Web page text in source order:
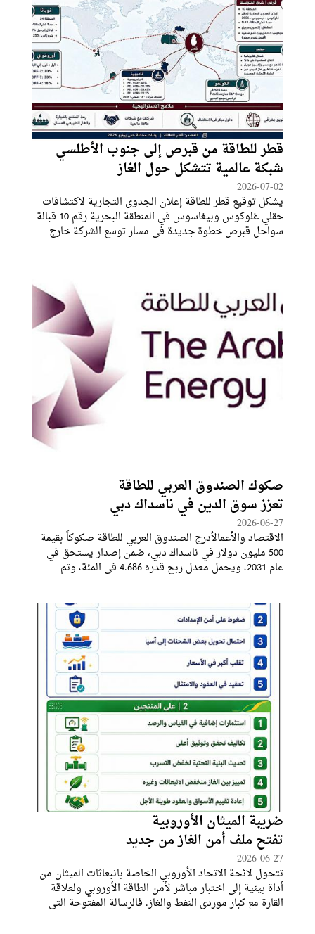
قطر للطاقة من قبرص إلى جنوب الأطلسي
شبكة عالمية تتشكل حول الغاز
2026-07-02
يشكل توقيع قطر للطاقة إعلان الجدوى التجارية لاكتشافات
حقلي غلوكوس وبيغاسوس في المنطقة البحرية رقم 10 قبالة
سواحل قبرص خطوة جديدة في مسار توسع الشركة خارج
صكوك الصندوق العربي للطاقة
تعزز سوق الدين في ناسداك دبي
2026-06-27
الاقتصاد والأعمالأدرج الصندوق العربي للطاقة صكوكاً بقيمة
500 مليون دولار في ناسداك دبي، ضمن إصدار يستحق في
عام 2031، ويحمل معدل ربح قدره 4.686 في المئة، وتم
ضريبة الميثان الأوروبية
تفتح ملف أمن الغاز من جديد
2026-06-27
تتحول لائحة الاتحاد الأوروبي الخاصة بانبعاثات الميثان من
أداة بيئية إلى اختبار مباشر لأمن الطاقة الأوروبي ولعلاقة
القارة مع كبار موردي النفط والغاز. فالرسالة المفتوحة التي